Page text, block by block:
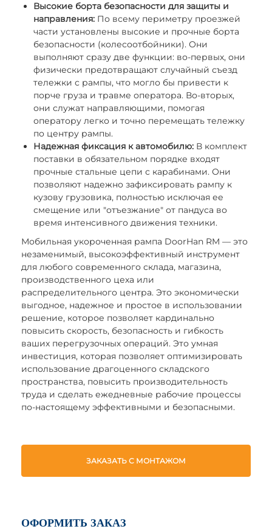
Высокие борта безопасности для защиты и
направления: По всему периметру проезжей
части установлены высокие и прочные борта
безопасности (колесоотбойники). Они
выполняют сразу две функции: во-первых, они
физически предотвращают случайный съезд
тележки с рампы, что могло бы привести к
порче груза и травме оператора. Во-вторых,
они служат направляющими, помогая
оператору легко и точно перемещать тележку
по центру рампы.
Надежная фиксация к автомобилю: В комплект
поставки в обязательном порядке входят
прочные стальные цепи с карабинами. Они
позволяют надежно зафиксировать рампу к
кузову грузовика, полностью исключая ее
смещение или "отъезжание" от пандуса во
время интенсивного движения техники.
Мобильная укороченная рампа DoorHan RM — это
незаменимый, высокоэффективный инструмент
для любого современного склада, магазина,
производственного цеха или
распределительного центра. Это экономически
выгодное, надежное и простое в использовании
решение, которое позволяет кардинально
повысить скорость, безопасность и гибкость
ваших перегрузочных операций. Это умная
инвестиция, которая позволяет оптимизировать
использование драгоценного складского
пространства, повысить производительность
труда и сделать ежедневные рабочие процессы
по-настоящему эффективными и безопасными.
ЗАКАЗАТЬ С МОНТАЖОМ
ОФОРМИТЬ ЗАКАЗ